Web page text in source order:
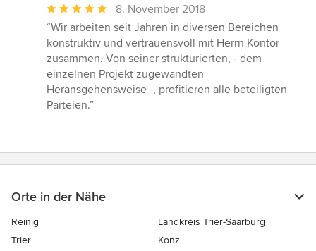
Durchschnittliche
Bewertung:
5
von
5
Sternen
8. November 2018
“Wir arbeiten seit Jahren in diversen Bereichen
konstruktiv und vertrauensvoll mit Herrn Kontor
zusammen. Von seiner strukturierten, - dem
einzelnen Projekt zugewandten
Heransgehensweise -, profitieren alle beteiligten
Parteien.”
Orte in der Nähe
Reinig
Landkreis Trier-Saarburg
Trier
Konz